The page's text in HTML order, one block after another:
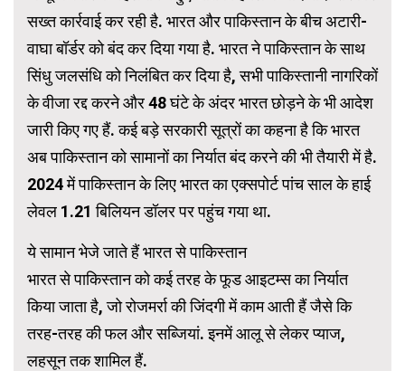
सख्त कार्रवाई कर रही है. भारत और पाकिस्तान के बीच अटारी-
वाघा बॉर्डर को बंद कर दिया गया है. भारत ने पाकिस्तान के साथ
सिंधु जलसंधि को निलंबित कर दिया है, सभी पाकिस्तानी नागरिकों
के वीजा रद्द करने और 48 घंटे के अंदर भारत छोड़ने के भी आदेश
जारी किए गए हैं. कई बड़े सरकारी सूत्रों का कहना है कि भारत
अब पाकिस्तान को सामानों का निर्यात बंद करने की भी तैयारी में है.
2024 में पाकिस्तान के लिए भारत का एक्सपोर्ट पांच साल के हाई
लेवल 1.21 बिलियन डॉलर पर पहुंच गया था.
ये सामान भेजे जाते हैं भारत से पाकिस्तान
भारत से पाकिस्तान को कई तरह के फूड आइटम्स का निर्यात
किया जाता है, जो रोजमर्रा की जिंदगी में काम आती हैं जैसे कि
तरह-तरह की फल और सब्जियां. इनमें आलू से लेकर प्याज,
लहसून तक शामिल हैं.